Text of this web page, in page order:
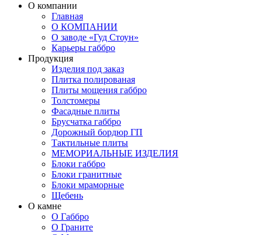
О компании
Главная
О КОМПАНИИ
О заводе «Гуд Стоун»
Карьеры габбро
Продукция
Изделия под заказ
Плитка полированая
Плиты мощения габбро
Толстомеры
Фасадные плиты
Брусчатка габбро
Дорожный бордюр ГП
Тактильные плиты
МЕМОРИАЛЬНЫЕ ИЗДЕЛИЯ
Блоки габбро
Блоки гранитные
Блоки мраморные
Щебень
О камне
О Габбро
О Граните